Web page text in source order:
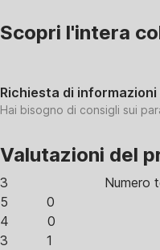
Scopri l'intera
Richiesta di
Hai bisogno di consigli sui
Valutazioni del
3 Numero
5
0
4
0
3
1